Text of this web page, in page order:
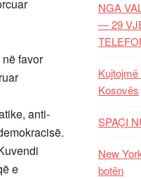
favor
anti-
e
NGA
— 29
Kosovës
SPAÇI
New
botën